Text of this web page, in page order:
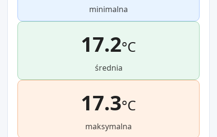
minimalna
17.2°C
średnia
17.3°C
maksymalna